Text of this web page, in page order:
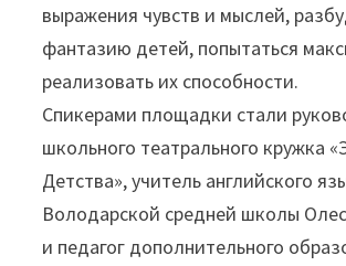
выражения чувств и мыслей,
фантазию детей, попытаться
реализовать их способности.
Спикерами площадки стали
школьного театрального кружка
Детства», учитель английского
Володарской средней школы
и педагог дополнительного